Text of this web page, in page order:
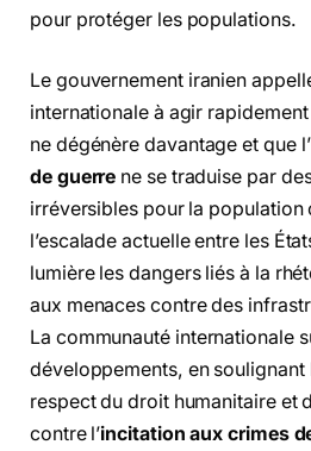
pour protéger les populations.
Le gouvernement iranien
internationale à agir
ne dégénère davantage et que l’
de guerre ne se traduise par
irréversibles pour la population
l’escalade actuelle entre les
lumière les dangers liés à la
aux menaces contre des
La communauté internationale
développements, en soulignant
respect du droit humanitaire et
contre l’incitation aux crimes